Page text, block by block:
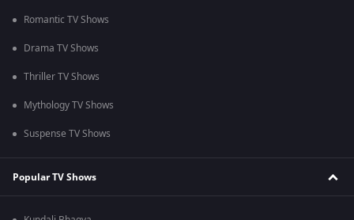
Romantic TV Shows
Drama TV Shows
Thriller TV Shows
Mythology TV Shows
Suspense TV Shows
Popular TV Shows